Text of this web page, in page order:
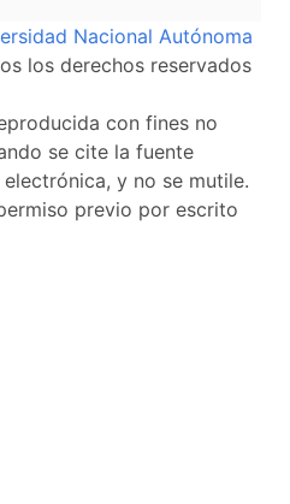
Nacional Autónoma
los derechos reservados
con fines no
se cite la fuente
y no se mutile.
previo por escrito